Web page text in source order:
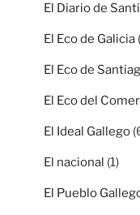
El Diario de
El Eco de Galicia
El Eco de
El Eco del
El Ideal Gallego
El nacional (1)
El Pueblo